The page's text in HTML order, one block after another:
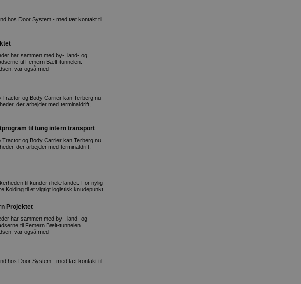
hos Door System - med tæt kontakt til
har sammen med by-, land- og
til Femern Bælt-tunnelen.
var også med
og Body Carrier kan Terberg nu
der arbejder med terminaldrift,
til tung intern transport
og Body Carrier kan Terberg nu
der arbejder med terminaldrift,
til kunder i hele landet. For nylig
Kolding til et vigtigt logistisk knudepunkt
Projektet
har sammen med by-, land- og
til Femern Bælt-tunnelen.
var også med
hos Door System - med tæt kontakt til